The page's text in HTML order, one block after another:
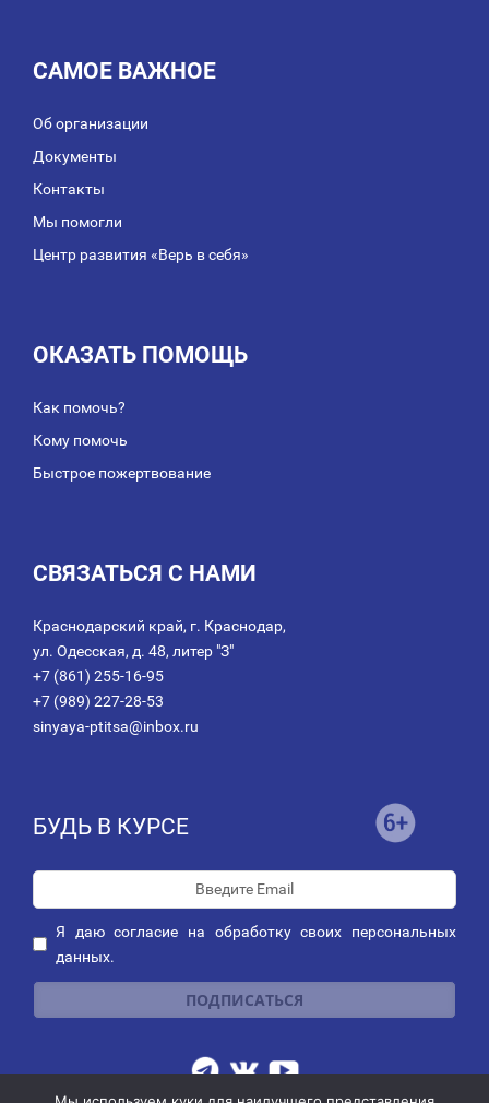
САМОЕ ВАЖНОЕ
Об организации
Документы
Контакты
Мы помогли
Центр развития «Верь в себя»
ОКАЗАТЬ ПОМОЩЬ
Как помочь?
Кому помочь
Быстрое пожертвование
СВЯЗАТЬСЯ С НАМИ
Краснодарский край, г. Краснодар,
ул. Одесская, д. 48, литер "З"
+7 (861) 255-16-95
+7 (989) 227-28-53
sinyaya-ptitsa@inbox.ru
БУДЬ В КУРСЕ
Я даюсогласие на обработку своих персональных
данных.